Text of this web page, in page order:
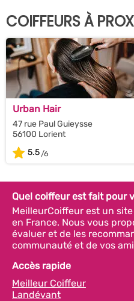
COIFFEURS À
Urban Hair
47 rue Paul Guieysse
56100 Lorient
5.5
Quel coiffeur est fait pour
MeilleurCoiffeur est un
en France. Nous vous
évaluer et de les
communauté et de vos
Accès rapide
Meilleur Coiffeur
Landévant